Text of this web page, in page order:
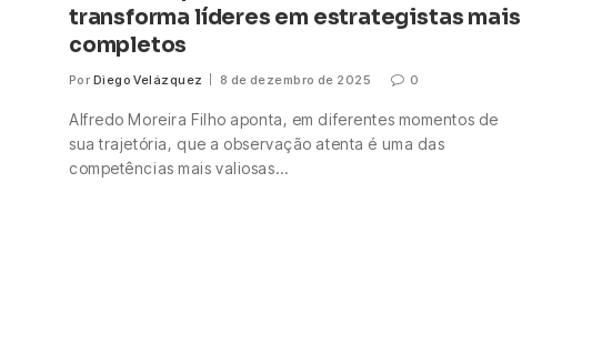
transforma líderes em estrategistas mais
completos
Por Diego Velázquez 8 de dezembro de 2025 0
Alfredo Moreira Filho aponta, em diferentes momentos de
sua trajetória, que a observação atenta é uma das
competências mais valiosas…